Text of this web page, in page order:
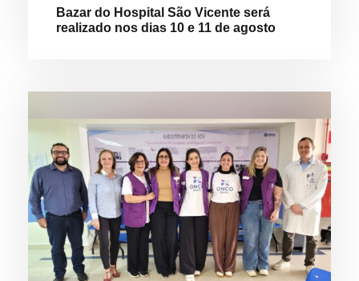
Bazar do Hospital São Vicente será
realizado nos dias 10 e 11 de agosto